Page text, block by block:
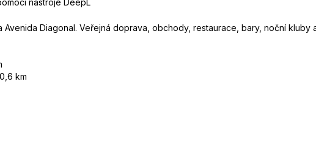
nástroje DeepL
Avenida Diagonal. Veřejná doprava, obchody, restaurace, bary, noční
km